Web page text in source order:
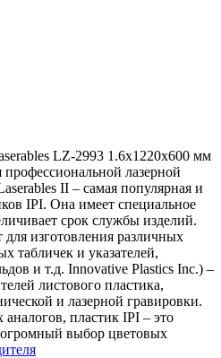
LZ-2993 1.6х1220x600 мм
лазерной
II – самая популярная и
IPI. Она имеет специальное
срок службы изделий.
изготовления различных
табличек и указателей,
и т.д. Innovative Plastics Inc.) –
листового пластика,
и лазерной гравировки.
пластик IPI – это
огромный выбор цветовых